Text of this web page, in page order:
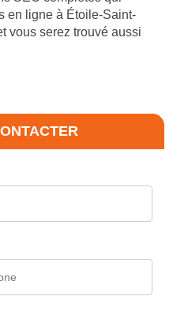
en ligne à Étoile-Saint-
vous serez trouvé aussi